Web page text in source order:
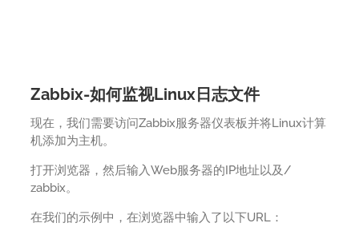
Zabbix-如何监视Linux日志文件
现在，我们需要访问Zabbix服务器仪表板并将Linux计算
机添加为主机。
打开浏览器，然后输入Web服务器的IP地址以及/
zabbix。
在我们的示例中，在浏览器中输入了以下URL：